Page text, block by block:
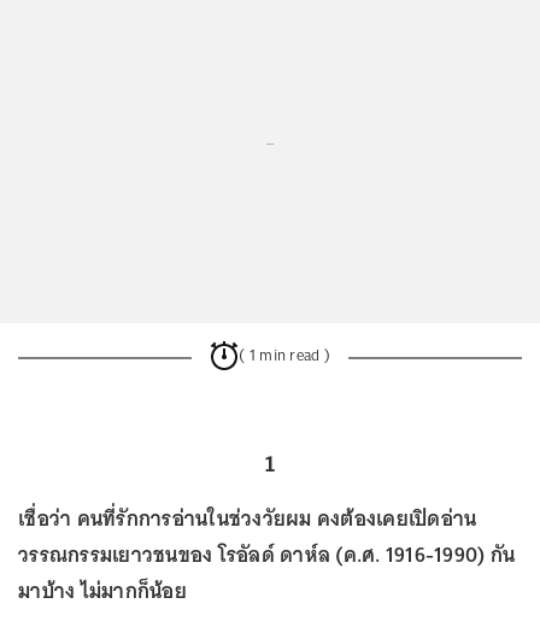
...
( 1 min read )
1
เชื่อว่า คนที่รักการอ่านในช่วงวัยผม คงต้องเคยเปิดอ่าน
วรรณกรรมเยาวชนของ โรอัลด์ ดาห์ล (ค.ศ. 1916-1990) กัน
มาบ้าง ไม่มากก็น้อย